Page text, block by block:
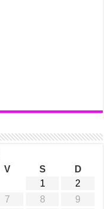
V S
D
1
2
7 8
9